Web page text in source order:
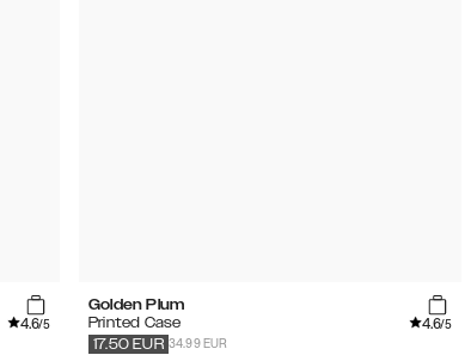
4.6/5
Golden Plum
Printed Case
4.6/5
34.99 EUR
17.50 EUR